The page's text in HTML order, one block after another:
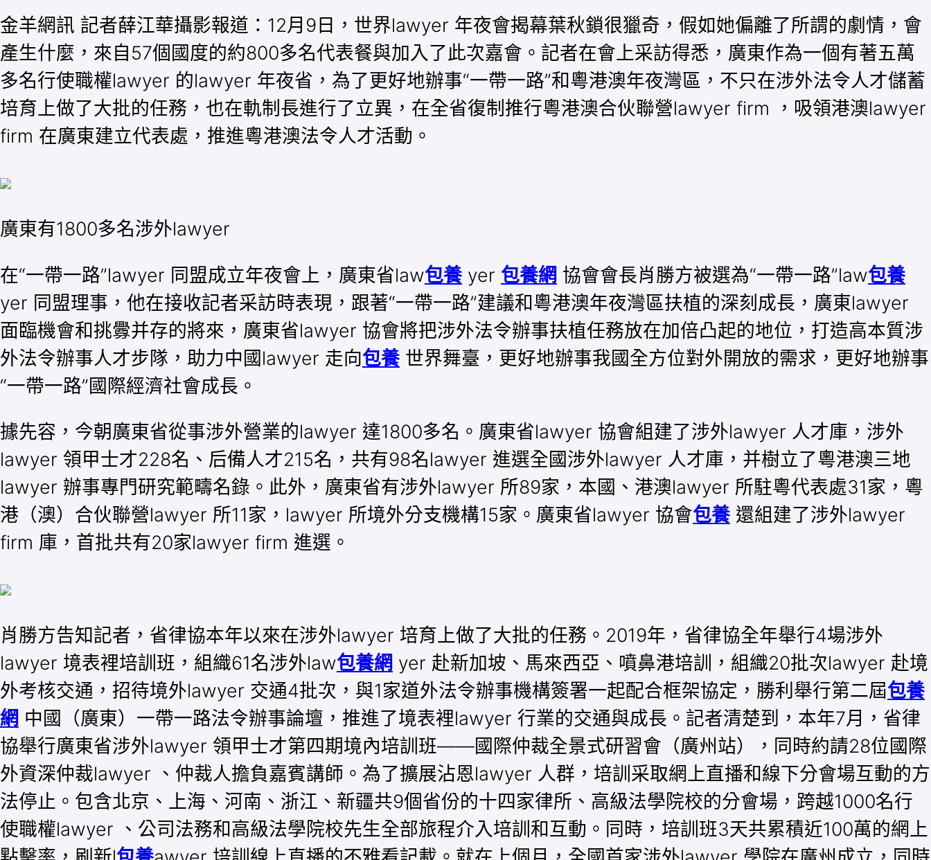
金羊網訊 記者薛江華攝影報道：12月9日，世界lawyer 年夜會揭幕葉秋鎖很獵奇，假如她偏離了所謂的劇情，會
產生什麼，來自57個國度的約800多名代表餐與加入了此次嘉會。記者在會上采訪得悉，廣東作為一個有著五萬
多名行使職權lawyer 的lawyer 年夜省，為了更好地辦事“一帶一路”和粵港澳年夜灣區，不只在涉外法令人才儲蓄
培育上做了大批的任務，也在軌制長進行了立異，在全省復制推行粵港澳合伙聯營lawyer firm ，吸領港澳lawyer
firm 在廣東建立代表處，推進粵港澳法令人才活動。
廣東有1800多名涉外lawyer
在“一帶一路”lawyer 同盟成立年夜會上，廣東省law包養yer 包養網 協會會長肖勝方被選為“一帶一路”law包養
yer 同盟理事，他在接收記者采訪時表現，跟著“一帶一路”建議和粵港澳年夜灣區扶植的深刻成長，廣東lawyer
面臨機會和挑釁并存的將來，廣東省lawyer 協會將把涉外法令辦事扶植任務放在加倍凸起的地位，打造高本質涉
外法令辦事人才步隊，助力中國lawyer 走向包養世界舞臺，更好地辦事我國全方位對外開放的需求，更好地辦事
“一帶一路”國際經濟社會成長。
據先容，今朝廣東省從事涉外營業的lawyer 達1800多名。廣東省lawyer 協會組建了涉外lawyer 人才庫，涉外
lawyer 領甲士才228名、后備人才215名，共有98名lawyer 進選全國涉外lawyer 人才庫，并樹立了粵港澳三地
lawyer 辦事專門研究範疇名錄。此外，廣東省有涉外lawyer 所89家，本國、港澳lawyer 所駐粵代表處31家，粵
港（澳）合伙聯營lawyer 所11家，lawyer 所境外分支機構15家。廣東省lawyer 協會包養還組建了涉外lawyer
firm 庫，首批共有20家lawyer firm 進選。
肖勝方告知記者，省律協本年以來在涉外lawyer 培育上做了大批的任務。2019年，省律協全年舉行4場涉外
lawyer 境表裡培訓班，組織61名涉外law包養網 yer 赴新加坡、馬來西亞、噴鼻港培訓，組織20批次lawyer 赴境
外考核交通，招待境外lawyer 交通4批次，與1家道外法令辦事機構簽署一起配合框架協定，勝利舉行第二屆包養
網 中國（廣東）一帶一路法令辦事論壇，推進了境表裡lawyer 行業的交通與成長。記者清楚到，本年7月，省律
協舉行廣東省涉外lawyer 領甲士才第四期境內培訓班——國際仲裁全景式研習會（廣州站），同時約請28位國際
外資深仲裁lawyer 、仲裁人擔負嘉賓講師。為了擴展沾恩lawyer 人群，培訓采取網上直播和線下分會場互動的方
法停止。包含北京、上海、河南、浙江、新疆共9個省份的十四家律所、高級法學院校的分會場，跨越1000名行
使職權lawyer 、公司法務和高級法學院校先生全部旅程介入培訓和互動。同時，培訓班3天共累積近100萬的網上